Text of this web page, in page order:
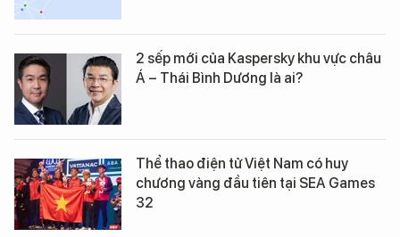
2 sếp mới của Kaspersky khu vực châu
Á – Thái Bình Dương là ai?
Thể thao điện tử Việt Nam có huy
chương vàng đầu tiên tại SEA Games
32